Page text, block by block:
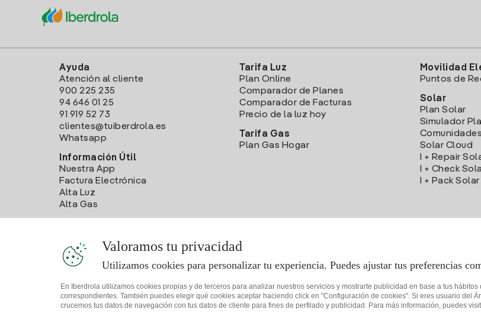
Ayuda
Atención al cliente
900 225 235
94 646 01 25
91 919 52 73
clientes@tuiberdrola.es
Whatsapp
Información Útil
Nuestra App
Factura Electrónica
Alta Luz
Alta Gas
Tarifa Luz
Plan Online
Comparador de Planes
Comparador de Facturas
Precio de la luz hoy
Tarifa Gas
Plan Gas Hogar
Movilidad
Puntos de
Solar
Plan Solar
Simulador
Solar Cloud
I + Repair
I + Check
I + Pack Solar
Valoramos tu privacidad
Utilizamos cookies para personalizar tu experiencia. Puedes ajustar tus preferencias
En Iberdrola utilizamos cookies propias y de terceros para analizar nuestros servicios y mostrarte publicidad en base a tus
correspondientes. También puedes elegir qué cookies aceptar haciendo click en "Configuración de cookies". Si eres usuario del
crucemos tus datos de navegación con tus datos de cliente para fines de perfilado y publicidad. Para más información, puedes